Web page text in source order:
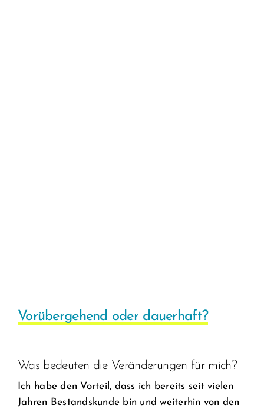
Vorübergehend oder dauerhaft?
Was bedeuten die Veränderungen für mich?
Ich habe den Vorteil, dass ich bereits seit vielen
Jahren Bestandskunde bin und weiterhin von den